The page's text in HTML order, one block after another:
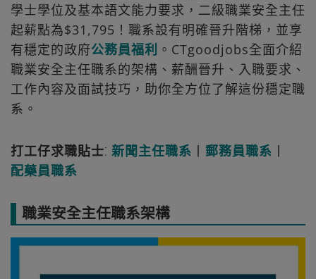
學士學位及基本語文能力要求，二級職業安全主任
起薪點為$31,795！職系設有明確晉升階梯，並享
有穩定的政府公務員福利 。CTgoodjobs全面介紹
職業安全主任職系的架構、薪酬晉升、入職要求、
工作內容及面試技巧，助你全方位了解這份穩定職
系。
打工仔求職貼士⁚ 新聞主任職系 丨 郵務員職系 丨
配藥員職系
職業安全主任職系架構